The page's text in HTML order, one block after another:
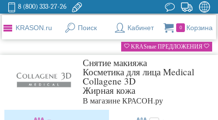
8 (800) 333-27-26
KRASON.ru Поиск Кабинет 0 Корзина
KRASные ПРЕДЛОЖЕНИЯ
Снятие макияжа
Косметика для лица Medical
Collagene 3D
Жирная кожа
В магазине КРАСОН.ру